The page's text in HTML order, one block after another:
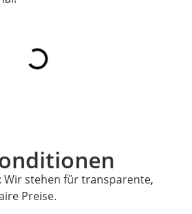
Wir stehen für transparente,
Preise.